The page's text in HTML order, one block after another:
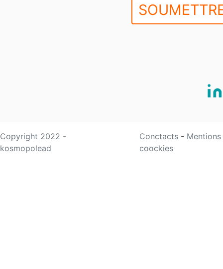
Copyright 2022 -
kosmopolead
Conctacts -
coockies